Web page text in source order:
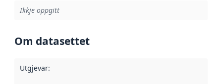
Ikkje oppgitt
Om datasettet
Utgjevar: